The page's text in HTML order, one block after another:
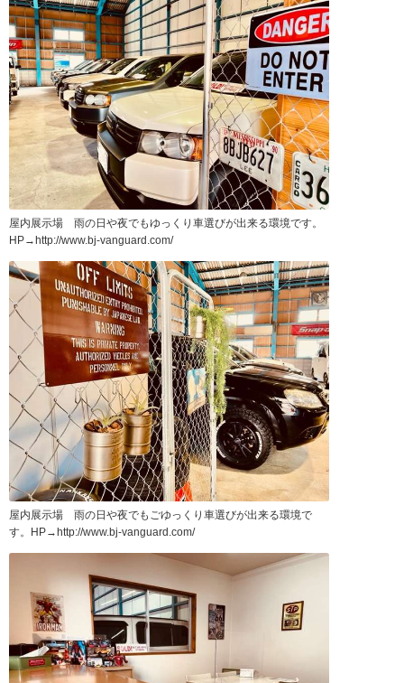
屋内展示場 雨の日や夜でもゆっくり車選びが出来る環境です。
HP→http://www.bj-vanguard.com/
屋内展示場 雨の日や夜でもごゆっくり車選びが出来る環境で
す。HP→http://www.bj-vanguard.com/